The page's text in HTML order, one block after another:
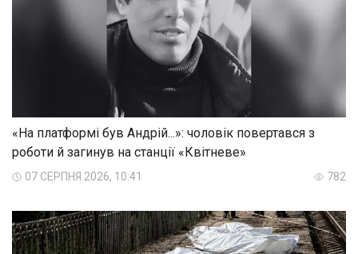
«На платформі був Андрій...»: чоловік повертався з
роботи й загинув на станції «Квітневе»
07 СЕРПНЯ 2026, 10:41 782